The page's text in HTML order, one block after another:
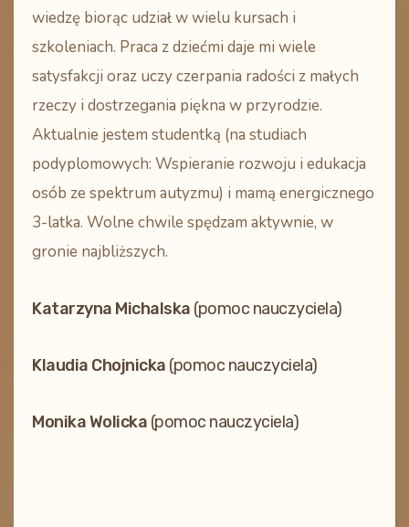
wiedzę biorąc udział w wielu kursach i
szkoleniach. Praca z dziećmi daje mi wiele
satysfakcji oraz uczy czerpania radości z małych
rzeczy i dostrzegania piękna w przyrodzie.
Aktualnie jestem studentką (na studiach
podyplomowych: Wspieranie rozwoju i edukacja
osób ze spektrum autyzmu) i mamą energicznego
3-latka. Wolne chwile spędzam aktywnie, w
gronie najbliższych.
Katarzyna Michalska (pomoc nauczyciela)
Klaudia Chojnicka (pomoc nauczyciela)
Monika Wolicka (pomoc nauczyciela)